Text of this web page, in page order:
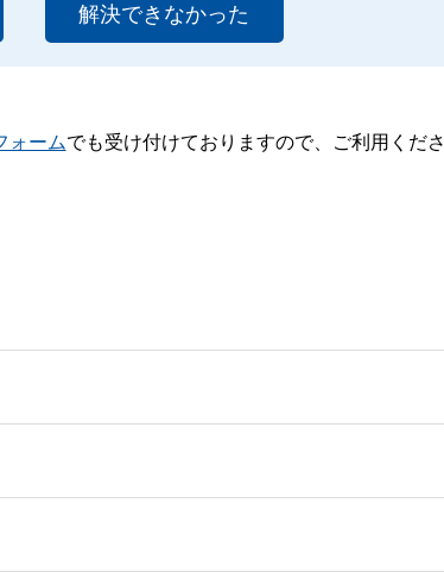
解決できなかった
ォームでも受け付けておりますので、ご利用くださ